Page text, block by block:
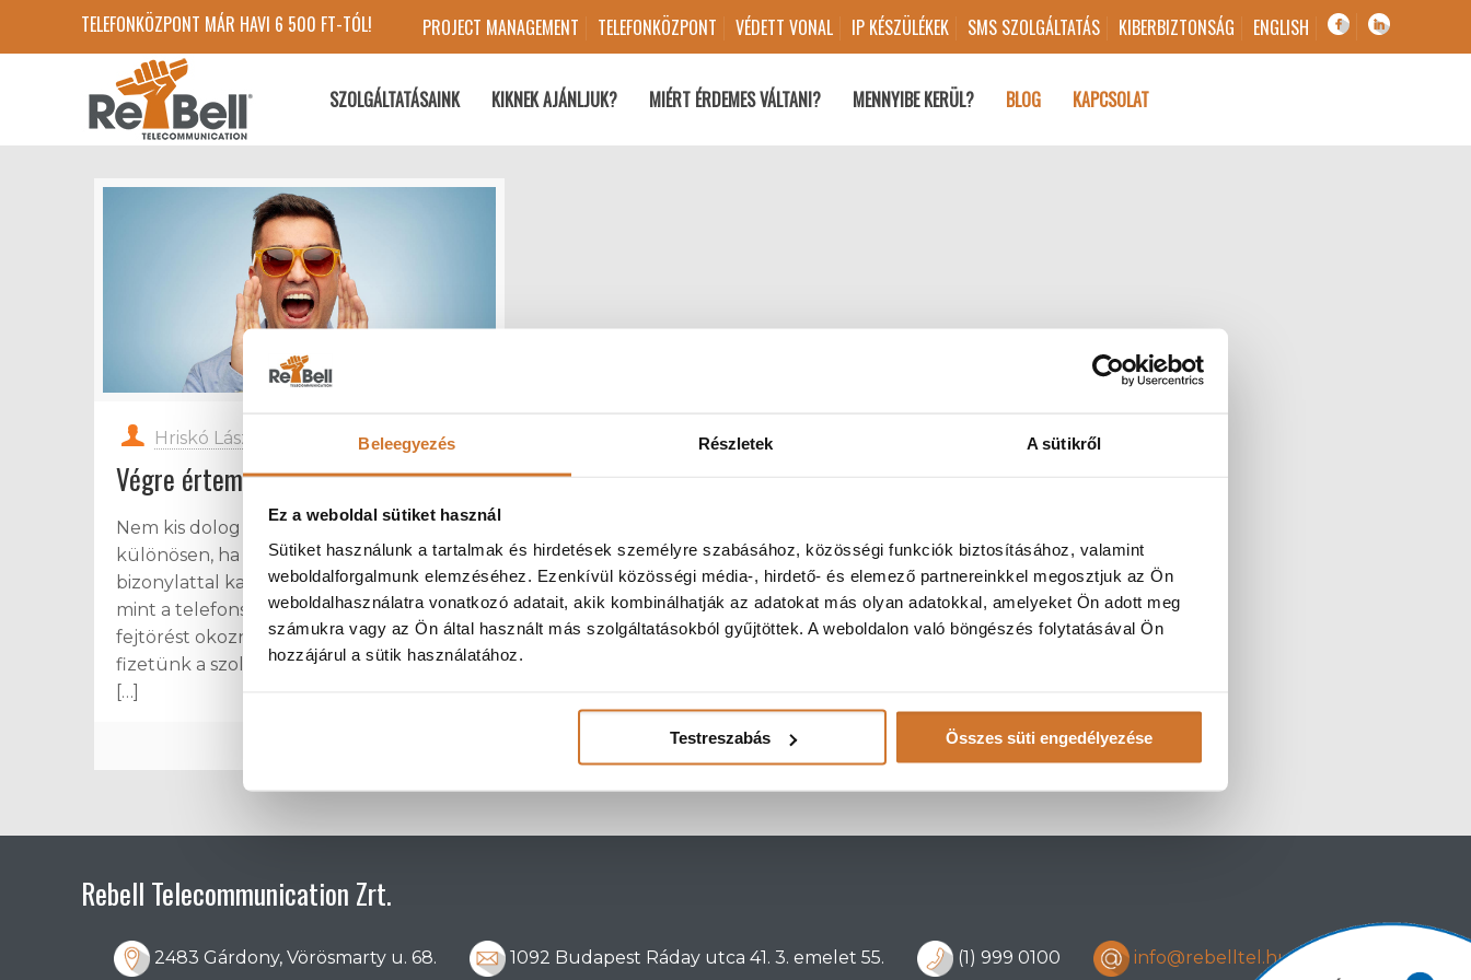
Beleegyezés Részletek A sütikről
Ez a weboldal sütiket használ
Sütiket használunk a tartalmak és hirdetések személyre szabásához, közösségi funkciók biztosításához, valamint
weboldalforgalmunk elemzéséhez. Ezenkívül közösségi média-, hirdető- és elemező partnereinkkel megosztjuk az Ön
weboldalhasználatra vonatkozó adatait, akik kombinálhatják az adatokat más olyan adatokkal, amelyeket Ön adott meg
számukra vagy az Ön által használt más szolgáltatásokból gyűjtöttek. A weboldalon való böngészés folytatásával Ön
hozzájárul a sütik használatához.
Testreszabás Összes süti engedélyezése
TELEFONKÖZPONT MÁR HAVI 6 500 FT-TÓL! PROJECT MANAGEMENT TELEFONKÖZPONT VÉDETT VONAL IP KÉSZÜLÉKEK SMS SZOLGÁLTATÁS KIBERBIZTONSÁG ENGLISH
SZOLGÁLTATÁSAINK KIKNEK AJÁNLJUK? MIÉRT ÉRDEMES VÁLTANI? MENNYIBE KERÜL? BLOG KAPCSOLAT
Hriskó László 2018-08-16
Végre értem a telefonszámlát!
Nem kis dolog a Heuréka!-élmény,
különösen, ha egy olyan rendszeres
bizonylattal kapcsolatban tapasztaljuk,
mint a telefonszámla. Elvileg nem kéne
fejtörést okoznia számunkra, végül is mi
fizetünk a szolgáltatásért, melynek része
[…]
Rebell Telecommunication Zrt.
2483 Gárdony, Vörösmarty u. 68. 1092 Budapest Ráday utca 41. 3. emelet 55. (1) 999 0100 info@rebelltel.hu